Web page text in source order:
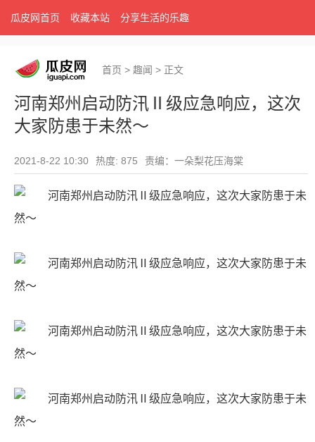
瓜皮网首页 收藏本站 分享生活的乐趣
首页 > 趣闻 > 正文
河南郑州启动防汛Ⅱ级应急响应，这次
大家防患于未然～
2021-8-22 10:30 热度: 875 责编：一朵梨花压海棠